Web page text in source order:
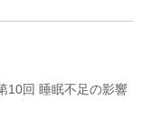
10回 睡眠不足の影響